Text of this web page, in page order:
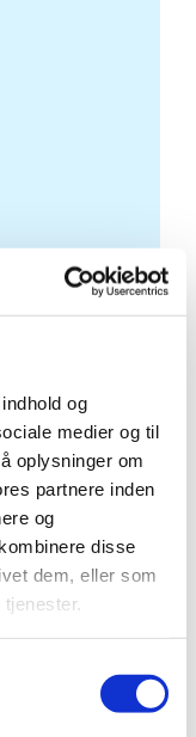
og
medier og til
oplysninger om
partnere inden
og
disse
dem, eller som